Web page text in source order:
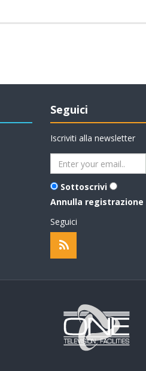
Seguici
Iscriviti alla newsletter
Sottoscrivi
Annulla registrazione
Seguici